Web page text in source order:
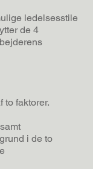
ledelsesstile
de 4
to faktorer.
i de to